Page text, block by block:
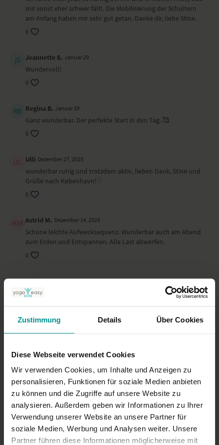
Zustimmung Details Über Cookies
Diese Webseite verwendet Cookies
Wir verwenden Cookies, um Inhalte und Anzeigen zu
personalisieren, Funktionen für soziale Medien anbieten
zu können und die Zugriffe auf unsere Website zu
analysieren. Außerdem geben wir Informationen zu Ihrer
Verwendung unserer Website an unsere Partner für
soziale Medien, Werbung und Analysen weiter. Unsere
Partner führen diese Informationen möglicherweise mit
mir sonst eher schwer fällt. Die Mobilisierung der Schultern
am Anfang haben mir sehr gut getan. Danke dir, liebe Stine.
0
Jeannette S. Januar 29
Wundervoll!
0
Regina B. Januar 29
Ganz wunderbar. Der perfekte Start in den Tag. 🥰
0
Ulli Dezember 27, 2025
wunderbar ruhig und trotzdem aktiv, lieben Dank, Stine und
Grüße nach København!♡
0
Astrid M. Dezember 14, 2025
Schöne leichte Aufwecksequenz. Wunderbar auch am Abend
zum Erden und Entspannen. Alle Last abwerfen.
0
Sabine V. Dezember 09, 2025
Ich liebe Stines klare, ruhige und tiefgehende Führung. Hat
Schöne Stunde, vielen Dank! Bin sehr gut zu mir gekommen.
0
Mehr laden
Ähnliche Videos